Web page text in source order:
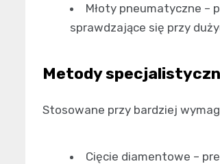
Młoty pneumatyczne –
sprawdzające się przy
Metody
Stosowane przy bardziej
Cięcie diamentowe –